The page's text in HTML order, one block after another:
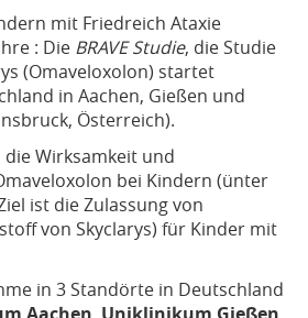
mit Friedreich Ataxie
: Die BRAVE Studie, die Studie
(Omaveloxolon) startet
in Aachen, Gießen und
Österreich).
Wirksamkeit und
bei Kindern (ünter
ist die Zulassung von
von Skyclarys) für Kinder mit
in 3 Standörte in Deutschland